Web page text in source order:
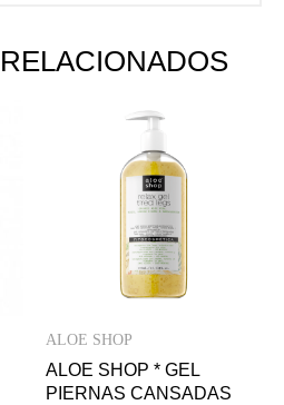
ALOE SHOP
ALOE SHOP * GEL
PIERNAS CANSADAS